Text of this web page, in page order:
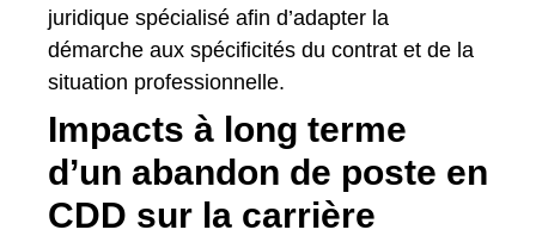
juridique spécialisé afin d’adapter la
démarche aux spécificités du contrat et de la
situation professionnelle.
Impacts à long terme
d’un abandon de poste en
CDD sur la carrière